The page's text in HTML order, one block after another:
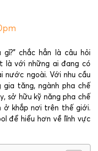
chắc hẳn là câu hỏi
là với những ai đang có
nước ngoài. Với nhu cầu
tăng, ngành pha chế
sở hữu kỹ năng pha chế
ở khắp nơi trên thế giới.
để hiểu hơn về lĩnh vực